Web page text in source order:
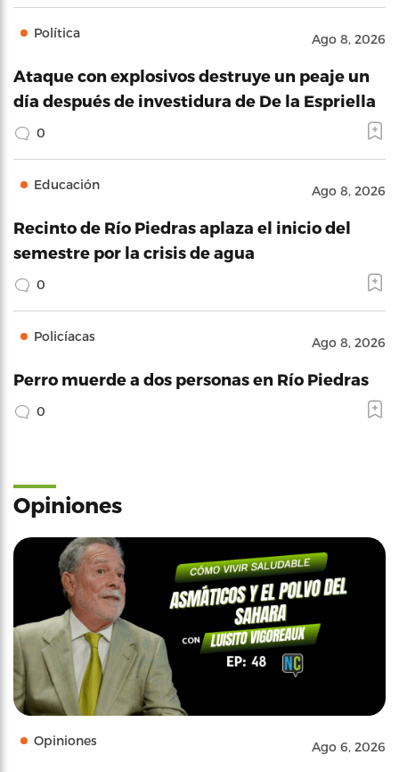
Política Ago 8, 2026
Ataque con explosivos destruye un peaje un
día después de investidura de De la Espriella
0
Educación Ago 8, 2026
Recinto de Río Piedras aplaza el inicio del
semestre por la crisis de agua
0
Policíacas Ago 8, 2026
Perro muerde a dos personas en Río Piedras
0
Opiniones
Opiniones Ago 6, 2026